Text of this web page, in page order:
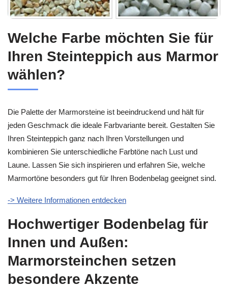
Welche Farbe möchten Sie für
Ihren Steinteppich aus Marmor
wählen?
Die Palette der Marmorsteine ist beeindruckend und hält für
jeden Geschmack die ideale Farbvariante bereit. Gestalten Sie
Ihren Steinteppich ganz nach Ihren Vorstellungen und
kombinieren Sie unterschiedliche Farbtöne nach Lust und
Laune. Lassen Sie sich inspirieren und erfahren Sie, welche
Marmortöne besonders gut für Ihren Bodenbelag geeignet sind.
-> Weitere Informationen entdecken
Hochwertiger Bodenbelag für
Innen und Außen:
Marmorsteinchen setzen
besondere Akzente